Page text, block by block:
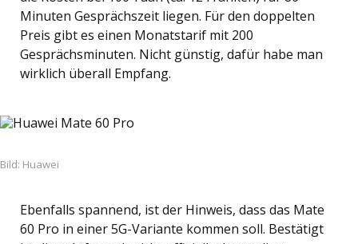
Minuten Gesprächszeit liegen. Für den doppelten
Preis gibt es einen Monatstarif mit 200
Gesprächsminuten. Nicht günstig, dafür habe man
wirklich überall Empfang.
Bild: Huawei
Ebenfalls spannend, ist der Hinweis, dass das Mate
60 Pro in einer 5G-Variante kommen soll. Bestätigt